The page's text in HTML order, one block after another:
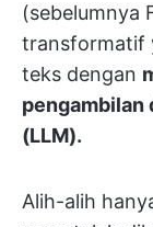
(sebelumnya
transformatif
teks dengan
pengambilan
(LLM).
Alih-alih